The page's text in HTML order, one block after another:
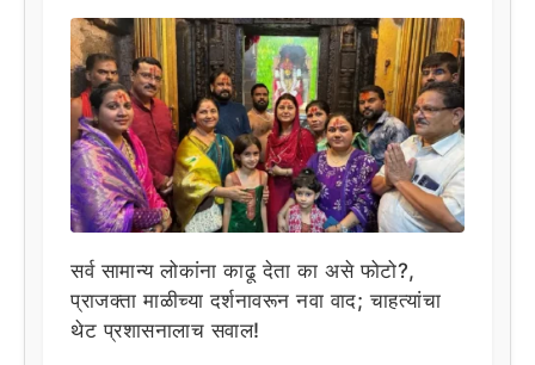
सर्व सामान्य लोकांना काढू देता का असे फोटो?,
प्राजक्ता माळीच्या दर्शनावरून नवा वाद; चाहत्यांचा
थेट प्रशासनालाच सवाल!